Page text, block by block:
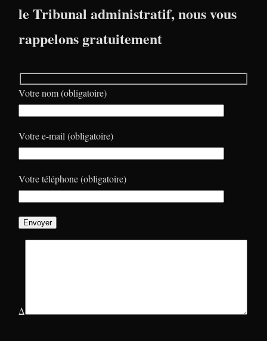
le Tribunal administratif, nous vous
rappelons gratuitement
Votre nom (obligatoire)
Votre e-mail (obligatoire)
Votre téléphone (obligatoire)
Δ